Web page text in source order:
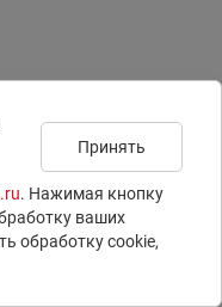
Принять
. Нажимая кнопку
ваших
обработку сookie,
голосование
Подписаться на